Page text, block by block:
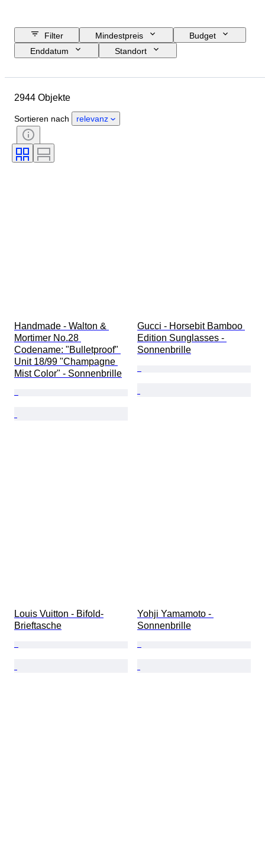
Filter Mindestpreis
Budget
Enddatum
Standort
Material
Periode
Zertifikat
Feingehalt
Farbe
Angegebene Größe
2944 Objekte
Sortieren nach relevanz
Handmade - Walton &
Mortimer No.28
Codename: "Bulletproof"
Unit 18/99 "Champagne
Mist Color" - Sonnenbrille
Gucci - Horsebit Bamboo
Edition Sunglasses -
Sonnenbrille
Louis Vuitton - Bifold-
Brieftasche
Yohji Yamamoto -
Sonnenbrille